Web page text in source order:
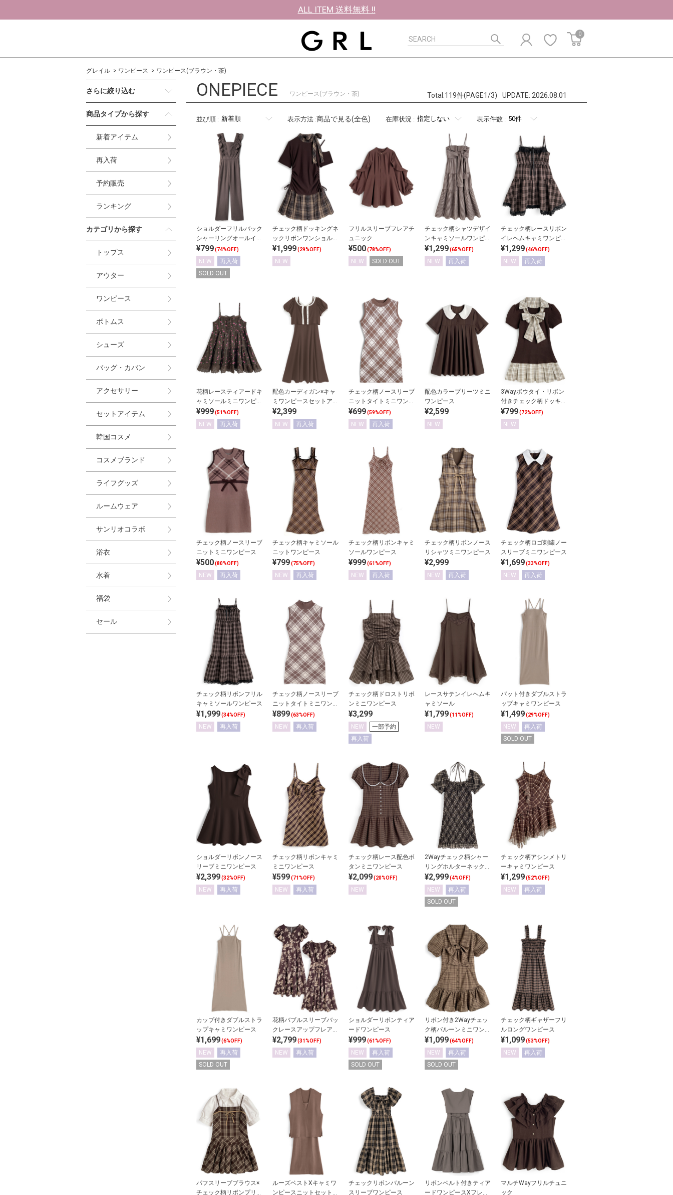
ALL ITEM 送料無料 !!
0
グレイル ワンピース ワンピース(ブラウン・茶)
さらに絞り込む
商品タイプから探す
新着アイテム
再入荷
予約販売
ランキング
カテゴリから探す
トップス
アウター
ワンピース
ボトムス
シューズ
バッグ・カバン
アクセサリー
セットアイテム
韓国コスメ
コスメブランド
ライフグッズ
ルームウェア
サンリオコラボ
浴衣
水着
福袋
セール
ONEPIECE ワンピース(ブラウン・茶) Total:119件(PAGE1/3) UPDATE: 2026.08.01
並び順 : 表示方法 :商品で見る(全色) 在庫状況 : 表示件数 :
ショルダーフリルバック
シャーリングオールイン
ワン
¥799(74%OFF)
NEW
再入荷
SOLD OUT
チェック柄ドッキングネ
ックリボンワンショルダ
ーミニワンピース
¥1,999(29%OFF)
NEW
フリルスリーブフレアチ
ュニック
¥500(78%OFF)
NEW SOLD OUT
チェック柄シャツデザイ
ンキャミソールワンピー
ス
¥1,299(65%OFF)
NEW 再入荷
チェック柄レースリボン
イレヘムキャミワンピー
ス
¥1,299(46%OFF)
NEW 再入荷
花柄レースティアードキ
ャミソールミニワンピー
ス
¥999(51%OFF)
NEW 再入荷
配色カーディガン×キャ
ミワンピースセットアッ
プ
¥2,399
NEW 再入荷
チェック柄ノースリーブ
ニットタイトミニワンピ
ース
¥699(59%OFF)
NEW 再入荷
配色カラープリーツミニ
ワンピース
¥2,599
NEW
3Wayボウタイ・リボン
付きチェック柄ドッキン
グニットワンピース
¥799(72%OFF)
NEW
チェック柄ノースリーブ
ニットミニワンピース
¥500(80%OFF)
NEW 再入荷
チェック柄キャミソール
ニットワンピース
¥799(75%OFF)
NEW 再入荷
チェック柄リボンキャミ
ソールワンピース
¥999(61%OFF)
NEW 再入荷
チェック柄リボンノース
リシャツミニワンピース
¥2,999
NEW 再入荷
チェック柄ロゴ刺繍ノー
スリーブミニワンピース
¥1,699(33%OFF)
NEW 再入荷
チェック柄リボンフリル
キャミソールワンピース
¥1,999(34%OFF)
NEW 再入荷
チェック柄ノースリーブ
ニットタイトミニワンピ
ース
¥899(63%OFF)
NEW 再入荷
チェック柄ドロストリボ
ンミニワンピース
¥3,299
NEW
一部予約
再入荷
レースサテンイレヘムキ
ャミソール
¥1,799(11%OFF)
NEW
パット付きダブルストラ
ップキャミワンピース
¥1,499(29%OFF)
NEW
再入荷
SOLD OUT
ショルダーリボンノース
リーブミニワンピース
¥2,399(32%OFF)
NEW 再入荷
チェック柄リボンキャミ
ミニワンピース
¥599(71%OFF)
NEW 再入荷
チェック柄レース配色ボ
タンミニワンピース
¥2,099(20%OFF)
NEW
2Wayチェック柄シャー
リングホルターネックミ
ニワンピース
¥2,999(4%OFF)
NEW
再入荷
SOLD OUT
チェック柄アシンメトリ
ーキャミワンピース
¥1,299(52%OFF)
NEW 再入荷
カップ付きダブルストラ
ップキャミワンピース
¥1,699(6%OFF)
NEW
再入荷
SOLD OUT
花柄バブルスリーブバッ
クレースアップフレアワ
ンピース
¥2,799(31%OFF)
NEW 再入荷
ショルダーリボンティア
ードワンピース
¥999(61%OFF)
NEW
再入荷
SOLD OUT
リボン付き2Wayチェッ
ク柄バルーンミニワンピ
ース
¥1,099(64%OFF)
NEW
再入荷
SOLD OUT
チェック柄ギャザーフリ
ルロングワンピース
¥1,099(53%OFF)
NEW 再入荷
パフスリーブブラウス×
チェック柄リボンプリー
ルーズベストXキャミワ
ンピースニットセットア
チェックリボンバルーン
スリーブワンピース
リボンベルト付きティア
ードワンピースXフレン
マルチWayフリルチュニ
ック